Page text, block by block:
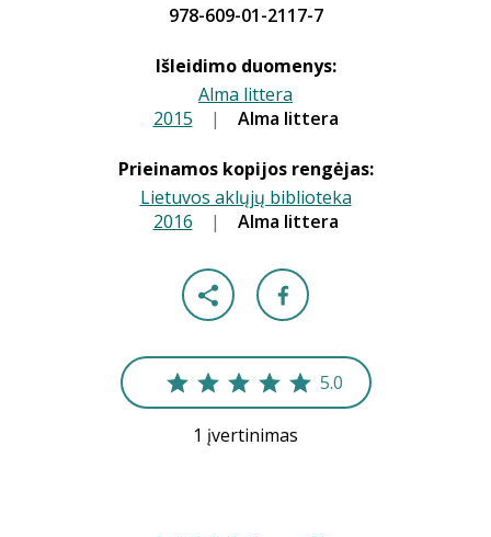
978-609-01-2117-7
Išleidimo duomenys:
Alma littera
|
2015 | Alma littera
Prieinamos kopijos rengėjas:
Lietuvos aklųjų biblioteka
|
2016 | Alma littera
5.0
1 įvertinimas